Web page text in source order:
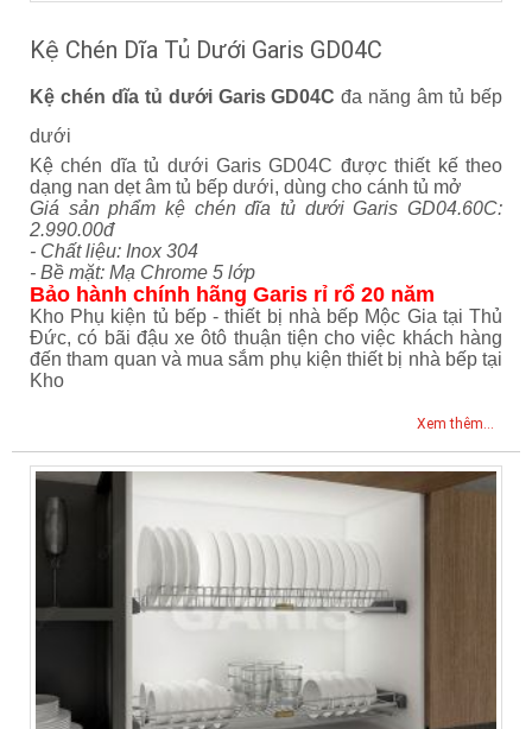
Kệ Chén Dĩa Tủ Dưới Garis GD04C
Kệ chén dĩa tủ dưới Garis GD04C đa năng âm tủ bếp
dưới
Kệ chén dĩa tủ dưới Garis GD04C được thiết kế theo
dạng nan dẹt âm tủ bếp dưới, dùng cho cánh tủ mở
Giá sản phẩm kệ chén dĩa tủ dưới Garis GD04.60C:
2.990.00đ
- Chất liệu: Inox 304
- Bề mặt: Mạ Chrome 5 lớp
Bảo hành chính hãng Garis rỉ rổ 20 năm
Kho Phụ kiện tủ bếp - thiết bị nhà bếp Mộc Gia tại Thủ
Đức, có bãi đậu xe ôtô thuận tiện cho việc khách hàng
đến tham quan và mua sắm phụ kiện thiết bị nhà bếp tại
Kho
Xem thêm...